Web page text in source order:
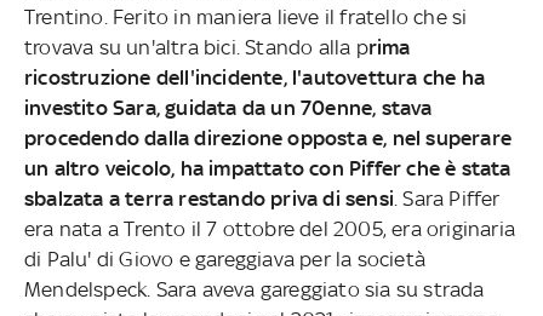
Trentino. Ferito in maniera lieve il fratello che si
trovava su un'altra bici. Stando alla prima
ricostruzione dell'incidente, l'autovettura che ha
investito Sara, guidata da un 70enne, stava
procedendo dalla direzione opposta e, nel superare
un altro veicolo, ha impattato con Piffer che è stata
sbalzata a terra restando priva di sensi . Sara Piffer
era nata a Trento il 7 ottobre del 2005, era originaria
di Palu' di Giovo e gareggiava per la società
Mendelspeck. Sara aveva gareggiato sia su strada